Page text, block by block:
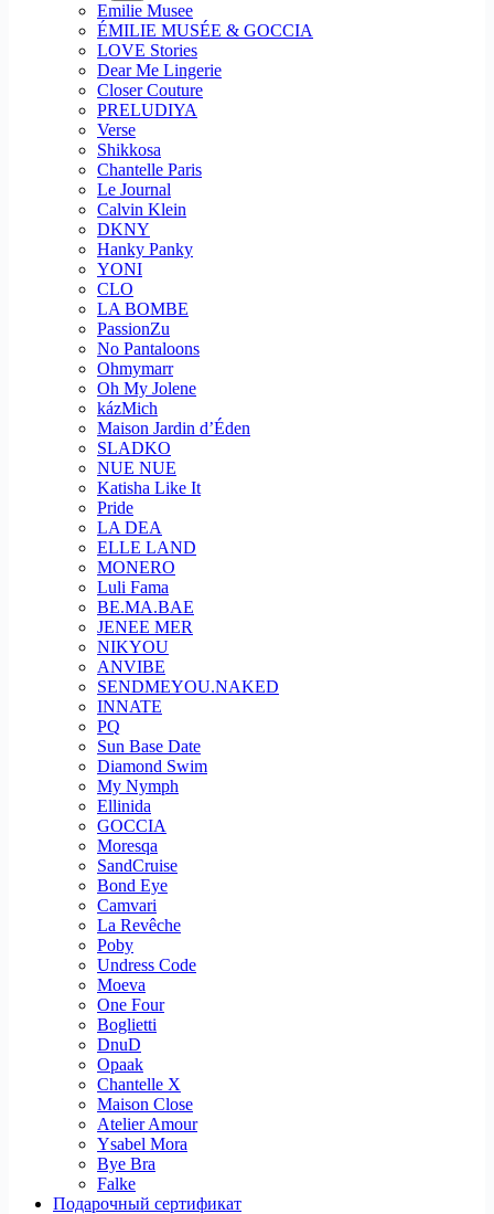
Emilie Musee
ÉMILIE MUSÉE & GOCCIA
LOVE Stories
Dear Me Lingerie
Closer Couture
PRELUDIYA
Verse
Shikkosa
Chantelle Paris
Le Journal
Calvin Klein
DKNY
Hanky Panky
YONI
CLO
LA BOMBE
PassionZu
No Pantaloons
Ohmymarr
Oh My Jolene
kázMich
Maison Jardin d’Éden
SLADKO
NUE NUE
Katisha Like It
Pride
LA DEA
ELLE LAND
MONERO
Luli Fama
BE.MA.BAE
JENEE MER
NIKYOU
ANVIBE
SENDMEYOU.NAKED
INNATE
PQ
Sun Base Date
Diamond Swim
My Nymph
Ellinida
GOCCIA
Moresqa
SandCruise
Bond Eye
Camvari
La Revêche
Poby
Undress Code
Moeva
One Four
Boglietti
DnuD
Opaak
Chantelle X
Maison Close
Atelier Amour
Ysabel Mora
Bye Bra
Falke
Подарочный сертификат